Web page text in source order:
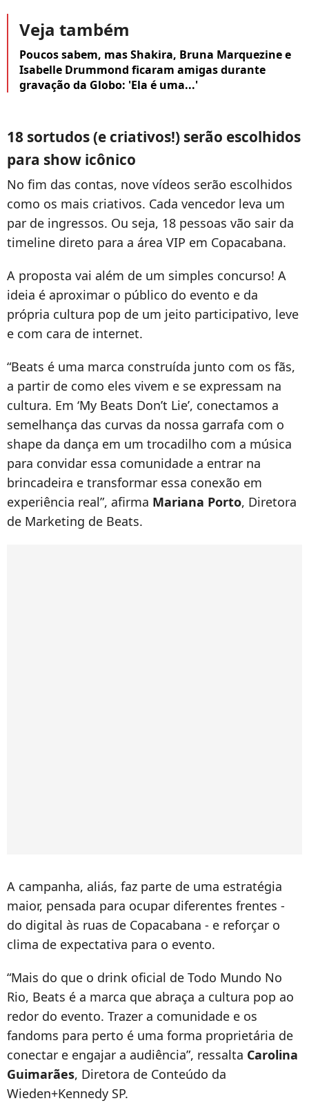
Veja também
Poucos sabem, mas Shakira, Bruna Marquezine e
Isabelle Drummond ficaram amigas durante
gravação da Globo: 'Ela é uma...'
18 sortudos (e criativos!) serão escolhidos
para show icônico
No fim das contas, nove vídeos serão escolhidos
como os mais criativos. Cada vencedor leva um
par de ingressos. Ou seja, 18 pessoas vão sair da
timeline direto para a área VIP em Copacabana.
A proposta vai além de um simples concurso! A
ideia é aproximar o público do evento e da
própria cultura pop de um jeito participativo, leve
e com cara de internet.
“Beats é uma marca construída junto com os fãs,
a partir de como eles vivem e se expressam na
cultura. Em ‘My Beats Don’t Lie’, conectamos a
semelhança das curvas da nossa garrafa com o
shape da dança em um trocadilho com a música
para convidar essa comunidade a entrar na
brincadeira e transformar essa conexão em
experiência real”, afirma Mariana Porto, Diretora
de Marketing de Beats.
A campanha, aliás, faz parte de uma estratégia
maior, pensada para ocupar diferentes frentes -
do digital às ruas de Copacabana - e reforçar o
clima de expectativa para o evento.
“Mais do que o drink oficial de Todo Mundo No
Rio, Beats é a marca que abraça a cultura pop ao
redor do evento. Trazer a comunidade e os
fandoms para perto é uma forma proprietária de
conectar e engajar a audiência”, ressalta Carolina
Guimarães, Diretora de Conteúdo da
Wieden+Kennedy SP.